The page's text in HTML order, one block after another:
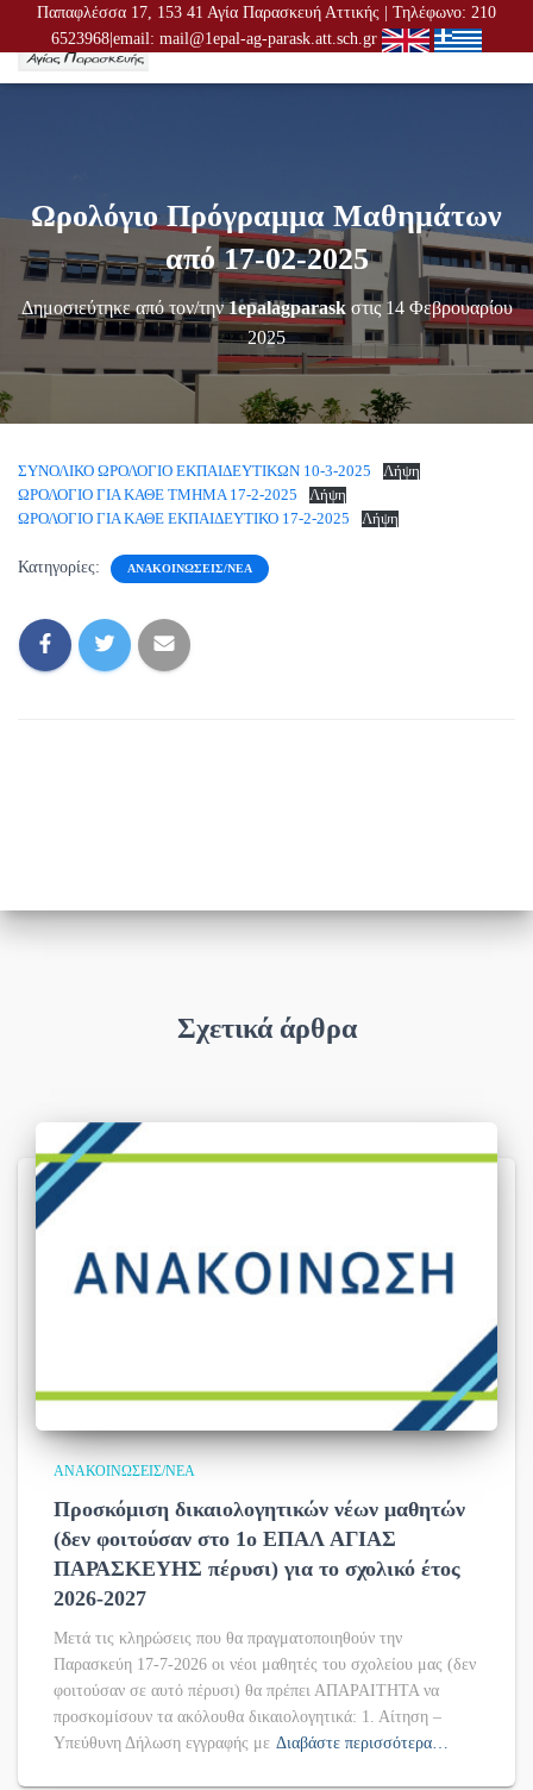
Παπαφλέσσα 17, 153 41 Αγία Παρασκευή Αττικής | Τηλέφωνο: 210
6523968|email: mail@1epal-ag-parask.att.sch.gr
Ν
Ή
Π
Λ
Ο
Ή
Γ
Σ
Σ
Ωρολόγιο Πρόγραμμα Μαθημάτων
από 17-02-2025
Δημοσιεύτηκε από τον/την1epalagparaskστις14 Φεβρουαρίου
2025
ΣΥΝΟΛΙΚΟ ΩΡΟΛΟΓΙΟ ΕΚΠΑΙΔΕΥΤΙΚΩΝ 10-3-2025
Λήψη
ΩΡΟΛΟΓΙΟ ΓΙΑ ΚΑΘΕ ΤΜΗΜΑ 17-2-2025
Λήψη
ΩΡΟΛΟΓΙΟ ΓΙΑ ΚΑΘΕ ΕΚΠΑΙΔΕΥΤΙΚΟ 17-2-2025
Λήψη
Κατηγορίες: ΑΝΑΚΟΙΝΏΣΕΙΣ/ΝΈΑ
Σχετικά άρθρα
ΑΝΑΚΟΙΝΏΣΕΙΣ/ΝΈΑ
Προσκόμιση δικαιολογητικών νέων μαθητών
(δεν φοιτούσαν στο 1ο ΕΠΑΛ ΑΓΙΑΣ
ΠΑΡΑΣΚΕΥΗΣ πέρυσι) για το σχολικό έτος
2026-2027
Μετά τις κληρώσεις που θα πραγματοποιηθούν την
Παρασκεύη 17-7-2026 οι νέοι μαθητές του σχολείου μας (δεν
φοιτούσαν σε αυτό πέρυσι) θα πρέπει ΑΠΑΡΑΙΤΗΤΑ να
προσκομίσουν τα ακόλουθα δικαιολογητικά: 1. Αίτηση –
Υπεύθυνη Δήλωση εγγραφής με Διαβάστε περισσότερα…